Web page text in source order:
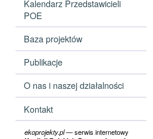
Kalendarz Przedstawicieli
POE
Baza projektów
Publikacje
O nas i naszej działalności
Kontakt
ekoprojekty.pl— serwis internetowy